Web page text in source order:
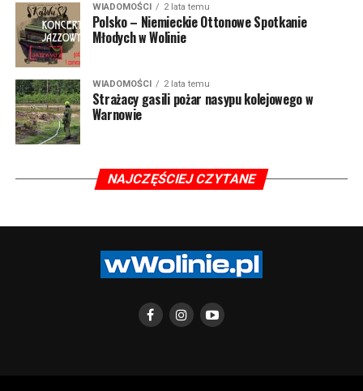
WIADOMOŚCI 2 lata temu
Polsko – Niemieckie Ottonowe Spotkanie
Młodych w Wolinie
WIADOMOŚCI 2 lata temu
Strażacy gasili pożar nasypu kolejowego w
Warnowie
NAJCZĘŚCIEJ CZYTANE